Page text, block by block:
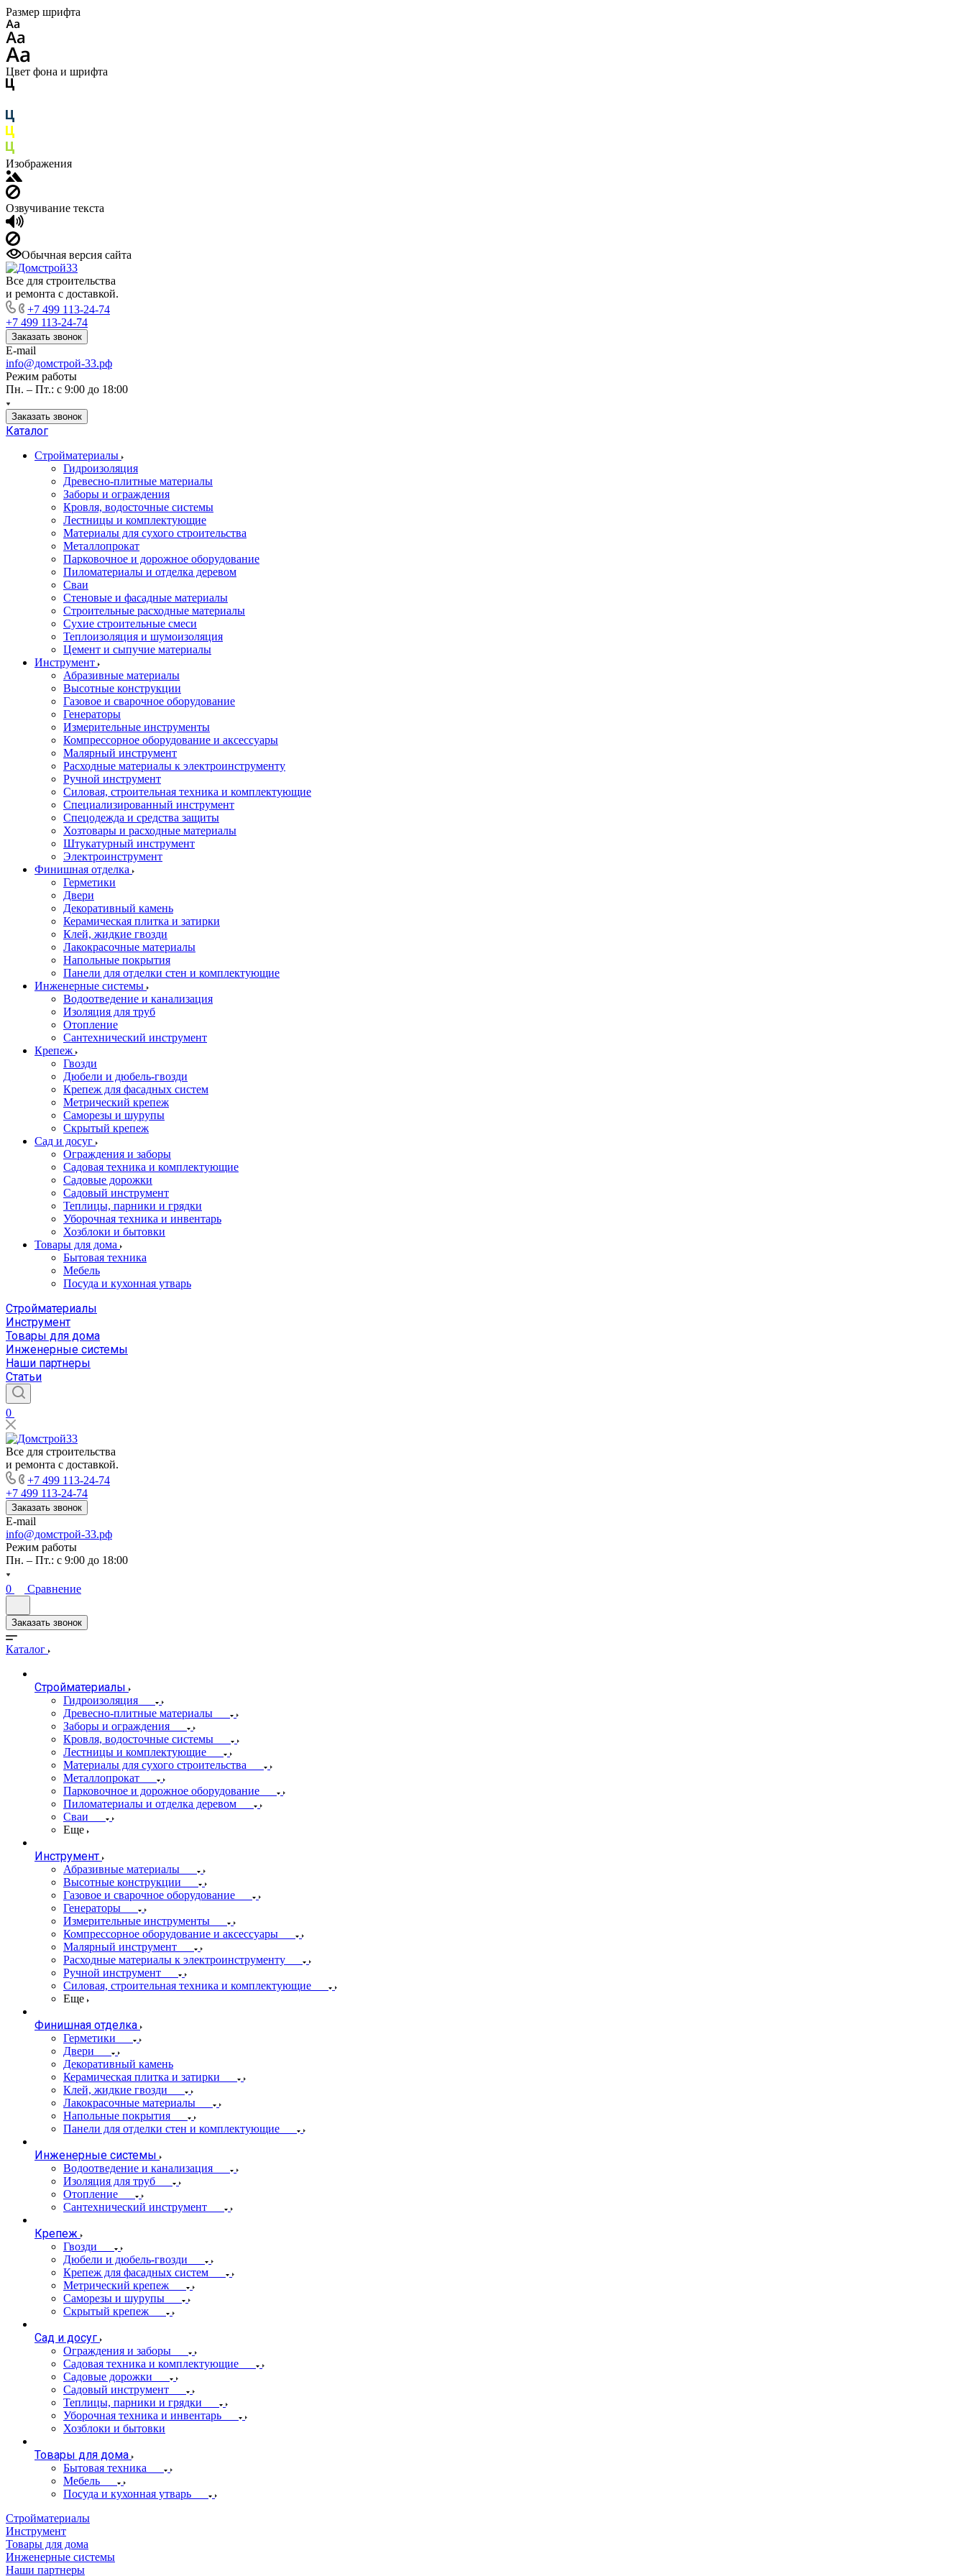
Размер шрифта
Цвет фона и шрифта
Изображения
Озвучивание текста
Обычная версия сайта
Все для строительства
и ремонта с доставкой.
+7 499 113-24-74
+7 499 113-24-74
Заказать звонок
E-mail
info@домстрой-33.рф
Режим работы
Пн. – Пт.: с 9:00 до 18:00
Заказать звонок
Каталог
Стройматериалы
Гидроизоляция
Древесно-плитные материалы
Заборы и ограждения
Кровля, водосточные системы
Лестницы и комплектующие
Материалы для сухого строительства
Металлопрокат
Парковочное и дорожное оборудование
Пиломатериалы и отделка деревом
Сваи
Стеновые и фасадные материалы
Строительные расходные материалы
Сухие строительные смеси
Теплоизоляция и шумоизоляция
Цемент и сыпучие материалы
Инструмент
Абразивные материалы
Высотные конструкции
Газовое и сварочное оборудование
Генераторы
Измерительные инструменты
Компрессорное оборудование и аксессуары
Малярный инструмент
Расходные материалы к электроинструменту
Ручной инструмент
Силовая, строительная техника и комплектующие
Специализированный инструмент
Спецодежда и средства защиты
Хозтовары и расходные материалы
Штукатурный инструмент
Электроинструмент
Финишная отделка
Герметики
Двери
Декоративный камень
Керамическая плитка и затирки
Клей, жидкие гвозди
Лакокрасочные материалы
Напольные покрытия
Панели для отделки стен и комплектующие
Инженерные системы
Водоотведение и канализация
Изоляция для труб
Отопление
Сантехнический инструмент
Крепеж
Гвозди
Дюбели и дюбель-гвозди
Крепеж для фасадных систем
Метрический крепеж
Саморезы и шурупы
Скрытый крепеж
Сад и досуг
Ограждения и заборы
Садовая техника и комплектующие
Садовые дорожки
Садовый инструмент
Теплицы, парники и грядки
Уборочная техника и инвентарь
Хозблоки и бытовки
Товары для дома
Бытовая техника
Мебель
Посуда и кухонная утварь
Стройматериалы
Инструмент
Товары для дома
Инженерные системы
Наши партнеры
Статьи
0
Все для строительства
и ремонта с доставкой.
+7 499 113-24-74
+7 499 113-24-74
Заказать звонок
E-mail
info@домстрой-33.рф
Режим работы
Пн. – Пт.: с 9:00 до 18:00
0 Сравнение
Заказать звонок
Каталог
Стройматериалы
Гидроизоляция
Древесно-плитные материалы
Заборы и ограждения
Кровля, водосточные системы
Лестницы и комплектующие
Материалы для сухого строительства
Металлопрокат
Парковочное и дорожное оборудование
Пиломатериалы и отделка деревом
Сваи
Еще
Инструмент
Абразивные материалы
Высотные конструкции
Газовое и сварочное оборудование
Генераторы
Измерительные инструменты
Компрессорное оборудование и аксессуары
Малярный инструмент
Расходные материалы к электроинструменту
Ручной инструмент
Силовая, строительная техника и комплектующие
Еще
Финишная отделка
Герметики
Двери
Декоративный камень
Керамическая плитка и затирки
Клей, жидкие гвозди
Лакокрасочные материалы
Напольные покрытия
Панели для отделки стен и комплектующие
Инженерные системы
Водоотведение и канализация
Изоляция для труб
Отопление
Сантехнический инструмент
Крепеж
Гвозди
Дюбели и дюбель-гвозди
Крепеж для фасадных систем
Метрический крепеж
Саморезы и шурупы
Скрытый крепеж
Сад и досуг
Ограждения и заборы
Садовая техника и комплектующие
Садовые дорожки
Садовый инструмент
Теплицы, парники и грядки
Уборочная техника и инвентарь
Хозблоки и бытовки
Товары для дома
Бытовая техника
Мебель
Посуда и кухонная утварь
Стройматериалы
Инструмент
Товары для дома
Инженерные системы
Наши партнеры